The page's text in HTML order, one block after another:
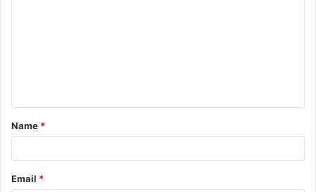
Name *
Email *